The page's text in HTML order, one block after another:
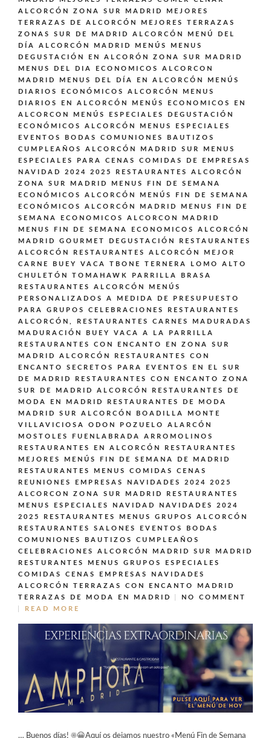
ALCORCÓN ZONA SUR MADRID
MEJORES
TERRAZAS DE ALCORCÓN
MEJORES TERRAZAS
ZONAS SUR DE MADRID ALCORCÓN
MENÚ DEL
DÍA ALCORCÓN MADRID
MENÚS
MENUS
DEGUSTACIÓN EN ALCORÓN ZONA SUR MADRID
MENUS DEL DIA ECONOMICOS ALCORCON
MADRID
MENUS DEL DÍA EN ALCORCÓN
MENÚS
DIARIOS ECONÓMICOS ALCORCÓN
MENUS
DIARIOS EN ALCORCÓN
MENÚS ECONOMICOS EN
ALCORCON
MENÚS ESPECIALES DEGUSTACIÓN
ECONÓMICOS ALCORCÓN
MENUS ESPECIALES
EVENTOS BODAS COMUNIONES BAUTIZOS
CUMPLEAÑOS ALCORCÓN MADRID SUR
MENUS
ESPECIALES PARA CENAS COMIDAS DE EMPRESAS
NAVIDAD 2024 2025 RESTAURANTES ALCORCÓN
ZONA SUR MADRID
MENUS FIN DE SEMANA
ECONÓMICOS ALCORCÓN
MENÚS FIN DE SEMANA
ECONÓMICOS ALCORCÓN MADRID
MENUS FIN DE
SEMANA ECONOMICOS ALCORCON MADRID
MENUS FIN DE SEMANA ECONOMICOS ALCORCÓN
MADRID GOURMET DEGUSTACIÓN
RESTAURANTES
ALCORCÓN
RESTAURANTES ALCORCÓN MEJOR
CARNE BUEY VACA TBONE TERNERA LOMO ALTO
CHULETÓN TOMAHAWK PARRILLA BRASA
RESTAURANTES ALCORCÓN MENÚS
PERSONALIZADOS A MEDIDA DE PRESUPUESTO
PARA GRUPOS CELEBRACIONES
RESTAURANTES
ALCORCÓN,
RESTAURANTES CARNES MADURADAS
MADURACIÓN BUEY VACA A LA PARRILLA
RESTAURANTES CON ENCANTO EN ZONA SUR
MADRID ALCORCÓN
RESTAURANTES CON
ENCANTO SECRETOS PARA EVENTOS EN EL SUR
DE MADRID
RESTAURANTES CON ENCANTO ZONA
SUR DE MADRID ALCORCÓN
RESTAURANTES DE
MODA EN MADRID
RESTAURANTES DE MODA
MADRID SUR ALCORCÓN BOADILLA MONTE
VILLAVICIOSA ODON POZUELO ALARCÓN
MOSTOLES FUENLABRADA ARROMOLINOS
RESTAURANTES EN ALCORCÓN
RESTAURANTES
MEJORES MENÚS FIN DE SEMANA DE MADRID
RESTAURANTES MENUS COMIDAS CENAS
REUNIONES EMPRESAS NAVIDADES 2024 2025
ALCORCON ZONA SUR MADRID
RESTAURANTES
MENUS ESPECIALES NAVIDAD NAVIDADES 2024
2025
RESTAURANTES MENUS GRUPOS ALCORCÓN
RESTAURANTES SALONES EVENTOS BODAS
COMUNIONES BAUTIZOS CUMPLEAÑOS
CELEBRACIONES ALCORCÓN MADRID SUR MADRID
RESTURANTES MENUS GRUPOS ESPECIALES
COMIDAS CENAS EMPRESAS NAVIDADES
ALCORCÓN
TERRAZAS CON ENCANTO MADRID
TERRAZAS DE MODA EN MADRID
NO COMMENT
READ MORE
… Buenos días! ☀️😀Aquí os dejamos nuestro «Menú Fin de Semana